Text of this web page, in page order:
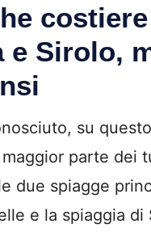
e Sirolo,
su
parte dei
due spiagge
e la spiaggia di